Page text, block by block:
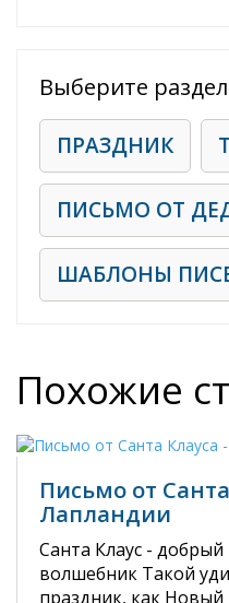
Выберите
ПРАЗДНИК
ПИСЬМО ОТ
ШАБЛОНЫ
Похожие
Письмо от
Лапландии
Санта Клаус -
волшебник Такой
праздник, как Новый